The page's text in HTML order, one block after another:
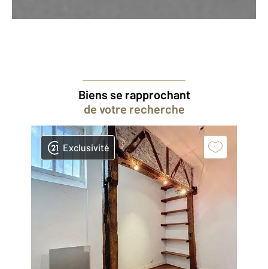
Biens se rapprochant
de votre recherche
Exclusivité